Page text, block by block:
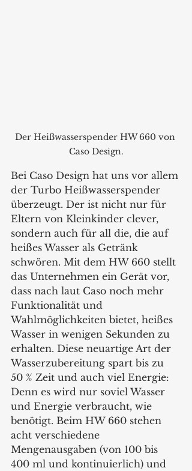
Der Heißwasserspender HW 660 von
Caso Design.
Bei Caso Design hat uns vor allem
der Turbo Heißwasserspender
überzeugt. Der ist nicht nur für
Eltern von Kleinkinder clever,
sondern auch für all die, die auf
heißes Wasser als Getränk
schwören. Mit dem HW 660 stellt
das Unternehmen ein Gerät vor,
dass nach laut Caso noch mehr
Funktionalität und
Wahlmöglichkeiten bietet, heißes
Wasser in wenigen Sekunden zu
erhalten. Diese neuartige Art der
Wasserzubereitung spart bis zu
50 % Zeit und auch viel Energie:
Denn es wird nur soviel Wasser
und Energie verbraucht, wie
benötigt. Beim HW 660 stehen
acht verschiedene
Mengenausgaben (von 100 bis
400 ml und kontinuierlich) und